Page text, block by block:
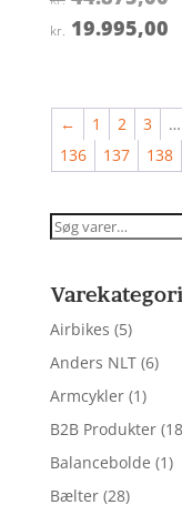
3.8
ud af 5
kr. 19.995,00
← 1 2 3 …
136
137 138
Søg
Airbikes (5)
Anders NLT (6)
Armcykler (1)
B2B Produkter
Balancebolde (1)
Bælter (28)